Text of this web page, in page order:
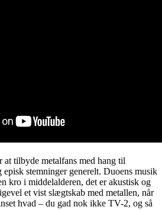
at tilbyde metalfans med hang til
stemninger generelt. Duoens musik
kro i middelalderen, det er akustisk og
et vist slægtskab med metallen, når
hvad – du gad nok ikke TV-2, og så